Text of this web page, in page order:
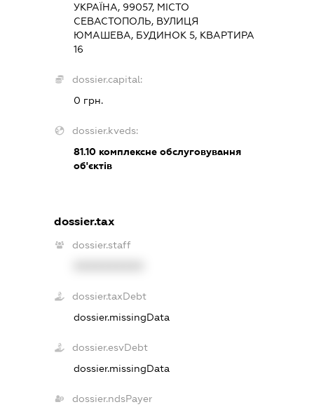
УКРАЇНА, 99057, МІСТО
СЕВАСТОПОЛЬ, ВУЛИЦЯ
ЮМАШЕВА, БУДИНОК 5, КВАРТИРА
16
dossier.capital:
0 грн.
dossier.kveds:
81.10комплексне обслуговування
об'єктів
dossier.tax
dossier.staff
dossier.taxDebt
dossier.missingData
dossier.esvDebt
dossier.missingData
dossier.ndsPayer